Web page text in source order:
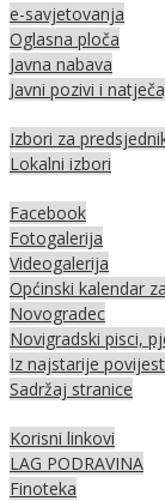
e-savjetovanja
Oglasna ploča
Javna nabava
Javni pozivi i
Izbori za
Lokalni izbori
Facebook
Fotogalerija
Videogalerija
Općinski kalendar
Novogradec
Novigradski pisci,
Iz najstarije
Sadržaj stranice
Korisni linkovi
LAG PODRAVINA
Finoteka